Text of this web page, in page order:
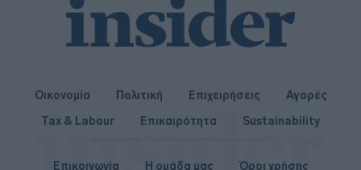
Οικονομία Πολιτική Επιχειρήσεις
Αγορές
Tax & Labour
Επικαιρότητα Sustainability
Επικοινωνία Η ομάδα μας Όροι χρήσης